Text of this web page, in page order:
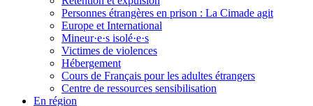
Personnes étrangères en prison : La Cimade agit
Europe et International
Mineur·e·s isolé·e·s
Victimes de violences
Hébergement
Cours de Français pour les adultes étrangers
Centre de ressources sensibilisation
En région